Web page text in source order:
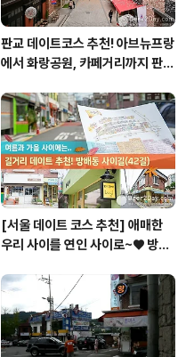
판교 데이트코스 추천! 아브뉴프랑
에서 화랑공원, 카페거리까지 판교
[서울 데이트 코스 추천] 애매한
우리 사이를 연인 사이로~♥ 방배